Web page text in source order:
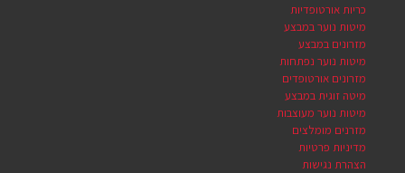
כריות אורטופדיות
מיטות נוער במבצע
מזרונים במבצע
מיטות נוער נפתחות
מזרונים אורטופדים
מיטה זוגית במבצע
מיטות נוער מעוצבות
מזרנים מומלצים
מדיניות פרטיות
הצהרת נגישות